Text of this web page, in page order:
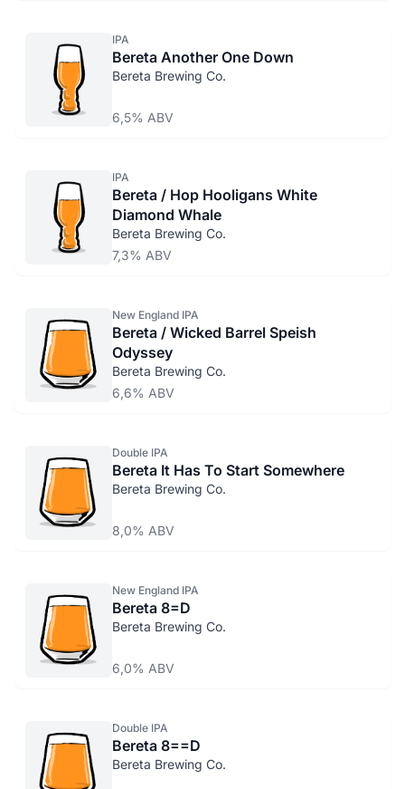
IPA
Bereta Another One Down
Bereta Brewing Co.
6,5% ABV
IPA
Bereta / Hop Hooligans White
Diamond Whale
Bereta Brewing Co.
7,3% ABV
New England IPA
Bereta / Wicked Barrel Speish
Odyssey
Bereta Brewing Co.
6,6% ABV
Double IPA
Bereta It Has To Start Somewhere
Bereta Brewing Co.
8,0% ABV
New England IPA
Bereta 8=D
Bereta Brewing Co.
6,0% ABV
Double IPA
Bereta 8==D
Bereta Brewing Co.